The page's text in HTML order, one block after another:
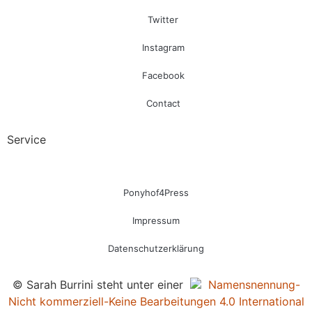
Twitter
Instagram
Facebook
Contact
Service
Ponyhof4Press
Impressum
Datenschutzerklärung
© Sarah Burrini steht unter einer
Namensnennung-
Nicht kommerziell-Keine Bearbeitungen 4.0 International